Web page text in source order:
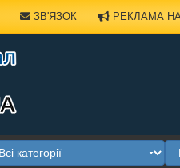
ЗВ'ЯЗОК РЕКЛАМА НА